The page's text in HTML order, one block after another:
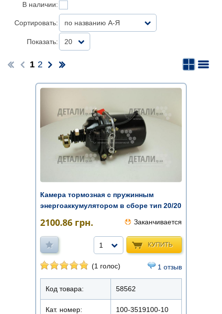
В наличии:
Сортировать: по названию А-Я
Показать: 20
1 2
Камера тормозная с пружинным
энергоаккумулятором в сборе тип 20/20
2100.86 грн. Заканчивается
КУПИТЬ
1
(1 голос) 1 отзыв
Код товара: 58562
Кат. номер: 100-3519100-10